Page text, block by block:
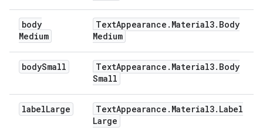
body
Medium
TextAppearance . Material3. Body
Medium
bodySmall TextAppearance . Material3. Body
Small
labelLarge TextAppearance . Material3. Label
Large